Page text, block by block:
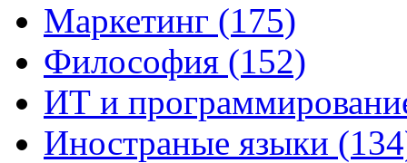
Маркетинг (175)
Философия (152)
ИТ и
Иностраные языки